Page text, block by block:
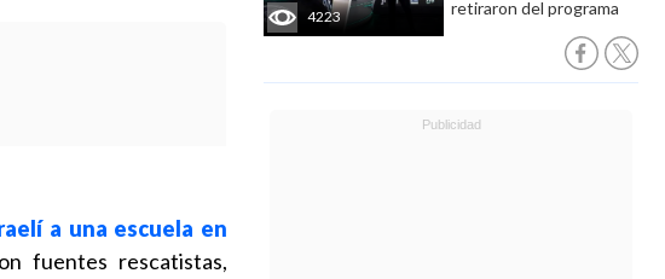
4223
retiraron del programa
a una escuela en
fuentes rescatistas,